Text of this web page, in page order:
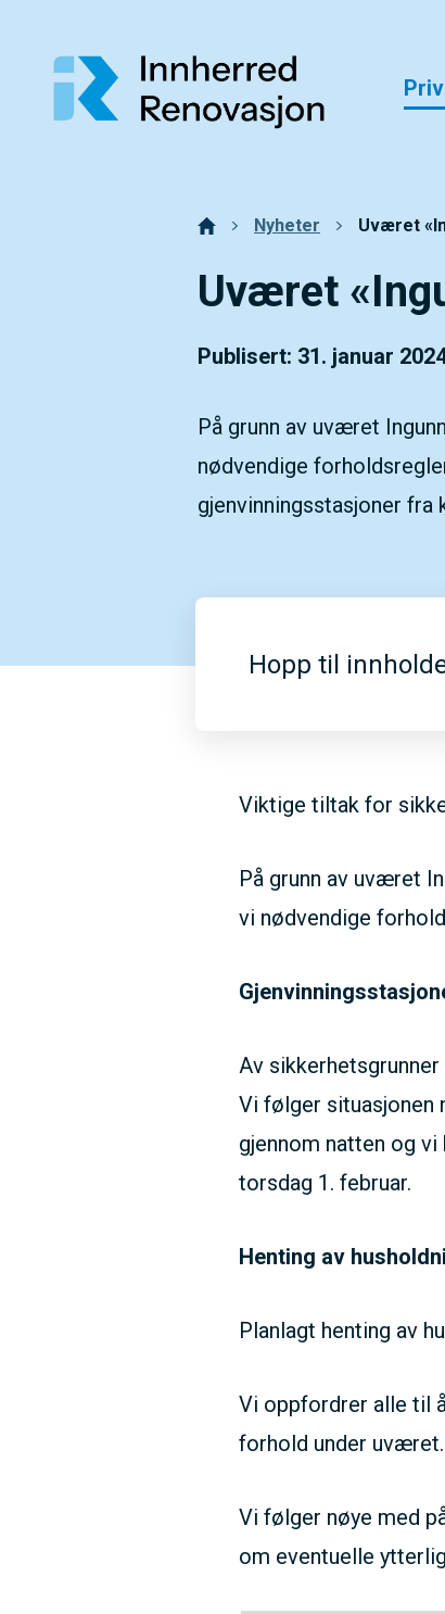
MAC: Press ned CMD og klikk på + (pluss)
Nyheter Uværet
Uværet
Publisert: 31. januar
På grunn av uværet
nødvendige
gjenvinningsstasjoner fra
Hopp til
Viktige tiltak for
På grunn av uværet
vi nødvendige
Av
Vi følger situasjonen
gjennom natten og
torsdag 1. februar.
Henting av
Planlagt henting av
Vi oppfordrer alle til
forhold under uværet.
Vi følger nøye med
om eventuelle